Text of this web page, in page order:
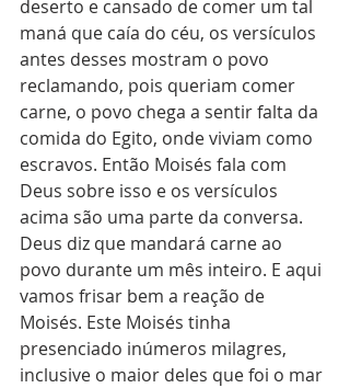
deserto e cansado de comer um tal
maná que caía do céu, os versículos
antes desses mostram o povo
reclamando, pois queriam comer
carne, o povo chega a sentir falta da
comida do Egito, onde viviam como
escravos. Então Moisés fala com
Deus sobre isso e os versículos
acima são uma parte da conversa.
Deus diz que mandará carne ao
povo durante um mês inteiro. E aqui
vamos frisar bem a reação de
Moisés. Este Moisés tinha
presenciado inúmeros milagres,
inclusive o maior deles que foi o mar